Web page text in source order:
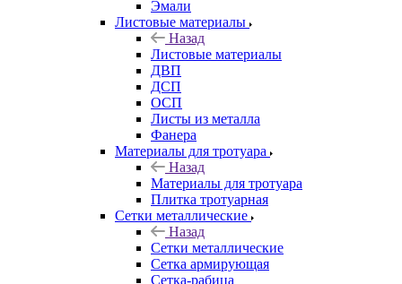
Эмали
Листовые материалы
Назад
Листовые материалы
ДВП
ДСП
ОСП
Листы из металла
Фанера
Материалы для тротуара
Назад
Материалы для тротуара
Плитка тротуарная
Сетки металлические
Назад
Сетки металлические
Сетка армирующая
Сетка-рабица